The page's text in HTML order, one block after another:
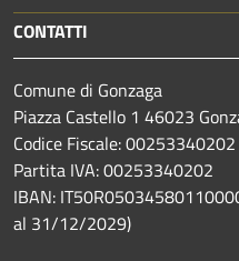
CONTATTI
Comune di Gonzaga
Piazza Castello 1 46023
Codice Fiscale: 00253340202
Partita IVA: 00253340202
IBAN:
al 31/12/2029)